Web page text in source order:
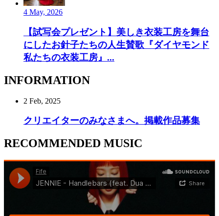
4 May, 2026
【試写会プレゼント】美しき衣装工房を舞台
にしたお針子たちの人生賛歌『ダイヤモンド
私たちの衣装工房』...
INFORMATION
2 Feb, 2025
クリエイターのみなさまへ。掲載作品募集
RECOMMENDED MUSIC